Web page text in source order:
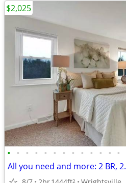
• • • • • • • • • • • • •
2
$2,025